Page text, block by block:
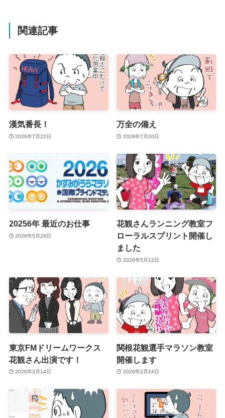
関連記事
漢気番長！
2026年7月22日
万全の備え
2026年7月20日
20256年 最近のお仕事
2026年5月29日
花観さんランニング教室フ
ローラルスプリント開催し
ました
2026年5月12日
東京FMドリームワークス
花観さん出演です！
2026年3月14日
関根花観選手マラソン教室
開催します
2026年2月24日